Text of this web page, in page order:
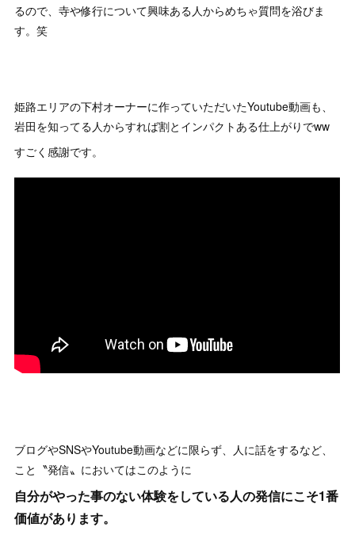
るので、寺や修行について興味ある人からめちゃ質問を浴びま
す。笑
姫路エリアの下村オーナーに作っていただいたYoutube動画も、
岩田を知ってる人からすれば割とインパクトある仕上がりでww
すごく感謝です。
ブログやSNSやYoutube動画などに限らず、人に話をするなど、
こと〝発信〟においてはこのように
自分がやった事のない体験をしている人の発信にこそ1番
価値があります。